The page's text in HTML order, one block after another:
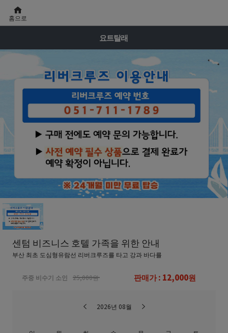
홈으로
요트탈래
센텀 비즈니스 호텔 가족을 위한 안내
부산 최초 도심형유람선 리버크루즈를 타고 강과 바다를
주중 비수기 소인 25,000원 판매가 : 12,000원
2026년 08월